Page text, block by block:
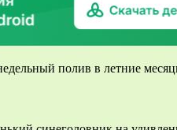
полив в летние